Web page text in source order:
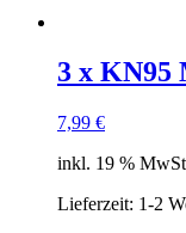
3 x KN95
7,99 €
inkl. 19 %
Lieferzeit: 1-2